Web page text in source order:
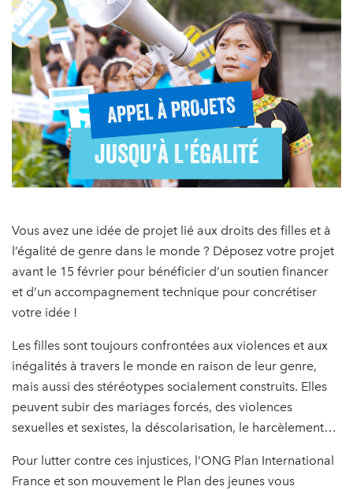
Vous avez une idée de projet lié aux droits des filles et à
l’égalité de genre dans le monde ? Déposez votre projet
avant le 15 février pour bénéficier d’un soutien financer
et d’un accompagnement technique pour concrétiser
votre idée !
Les filles sont toujours confrontées aux violences et aux
inégalités à travers le monde en raison de leur genre,
mais aussi des stéréotypes socialement construits. Elles
peuvent subir des mariages forcés, des violences
sexuelles et sexistes, la déscolarisation, le harcèlement…
Pour lutter contre ces injustices, l’ONG Plan International
France et son mouvement le Plan des jeunes vous